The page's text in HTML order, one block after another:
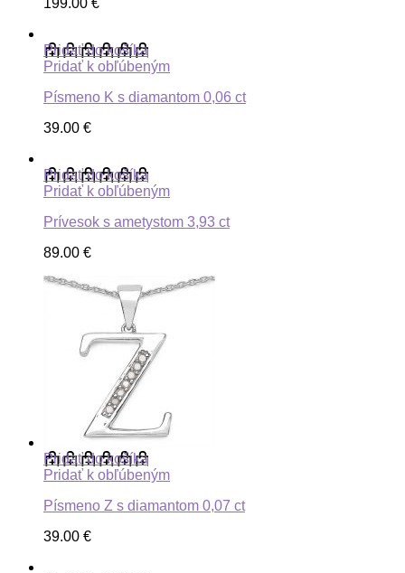
199.00 €
Pridať do košíka
Pridať k obľúbeným
Písmeno K s diamantom 0,06 ct
39.00 €
Pridať do košíka
Pridať k obľúbeným
Prívesok s ametystom 3,93 ct
89.00 €
Pridať do košíka
Pridať k obľúbeným
Písmeno Z s diamantom 0,07 ct
39.00 €